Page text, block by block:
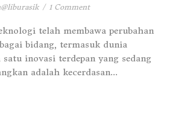
/ 1 Comment
telah membawa perubahan
bidang, termasuk dunia
satu inovasi terdepan yang sedang
adalah kecerdasan...